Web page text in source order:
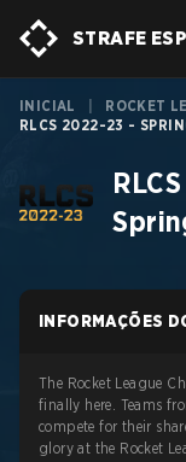
STRAFE
INICIAL ROCKET
RLCS 2022-23 -
INFORMAÇÕES
The Rocket League
finally here. Teams
compete for their
glory at the Rocket